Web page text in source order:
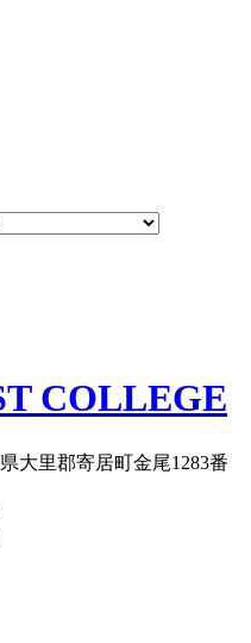
COLLEGE
大里郡寄居町金尾1283番